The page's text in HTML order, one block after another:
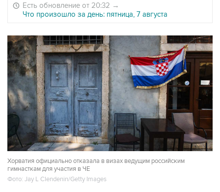
Есть обновление от 20:32 →
Что произошло за день: пятница, 7 августа
Хорватия официально отказала в визах ведущим российским
гимнасткам для участия в ЧЕ
Фото: Jay L Clendenin/Getty Images